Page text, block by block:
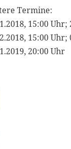
Termine:
15:00
15:00
20:00 Uhr